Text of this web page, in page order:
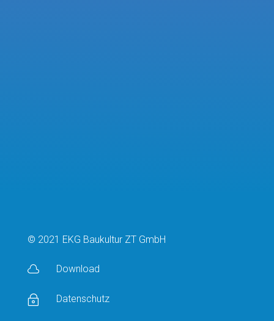
© 2021 EKG Baukultur ZT GmbH
 Download
~ Datenschutz